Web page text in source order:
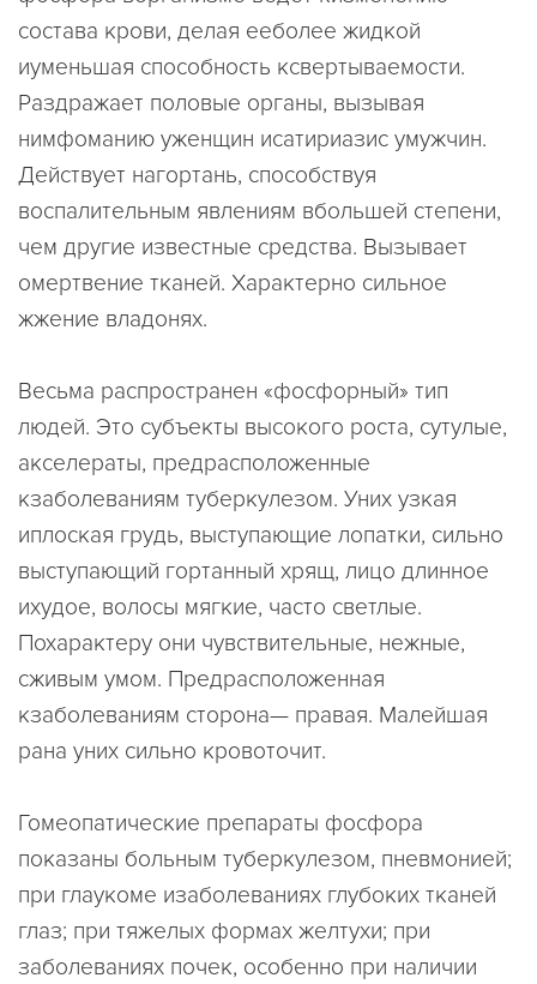
состава крови, делая ееболее жидкой
иуменьшая способность ксвертываемости.
Раздражает половые органы, вызывая
нимфоманию уженщин исатириазис умужчин.
Действует нагортань, способствуя
воспалительным явлениям вбольшей степени,
чем другие известные средства. Вызывает
омертвение тканей. Характерно сильное
жжение владонях.
Весьма распространен «фосфорный» тип
людей. Это субъекты высокого роста, сутулые,
акселераты, предрасположенные
кзаболеваниям туберкулезом. Уних узкая
иплоская грудь, выступающие лопатки, сильно
выступающий гортанный хрящ, лицо длинное
ихудое, волосы мягкие, часто светлые.
Похарактеру они чувствительные, нежные,
сживым умом. Предрасположенная
кзаболеваниям сторона— правая. Малейшая
рана уних сильно кровоточит.
Гомеопатические препараты фосфора
показаны больным туберкулезом, пневмонией;
при глаукоме изаболеваниях глубоких тканей
глаз; при тяжелых формах желтухи; при
заболеваниях почек, особенно при наличии